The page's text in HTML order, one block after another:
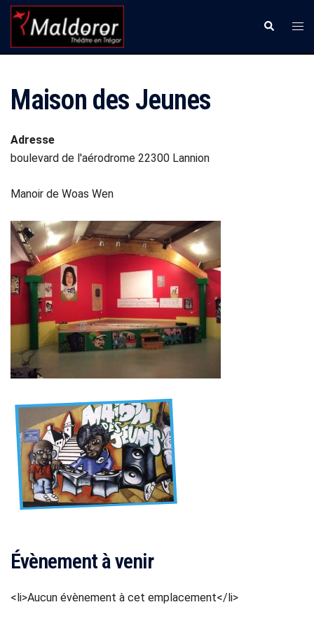
Aller
contenu
Maison des Jeunes
Adresse
boulevard de l'aérodrome 22300 Lannion
Manoir de Woas Wen
Évènement à venir
<li>Aucun évènement à cet emplacement</li>